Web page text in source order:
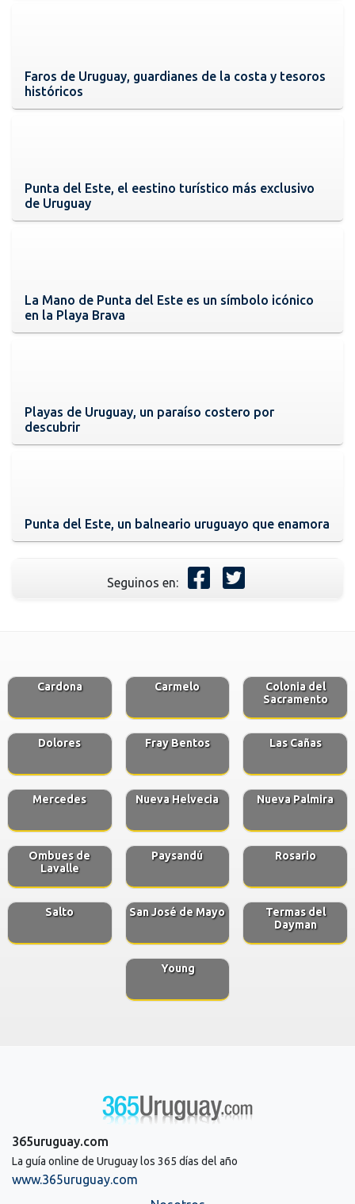
Faros de Uruguay, guardianes de la costa y tesoros
históricos
Punta del Este, el eestino turístico más exclusivo
de Uruguay
La Mano de Punta del Este es un símbolo icónico
en la Playa Brava
Playas de Uruguay, un paraíso costero por
descubrir
Punta del Este, un balneario uruguayo que enamora
Seguinos en:
Cardona Carmelo
Colonia del
Sacramento
Dolores Fray Bentos Las Cañas
Mercedes Nueva Helvecia Nueva Palmira
Ombues de
Lavalle
Paysandú Rosario
Salto San José de Mayo
Termas del
Dayman
Young
365uruguay.com
La guía online de Uruguay los 365 días del año
www.365uruguay.com